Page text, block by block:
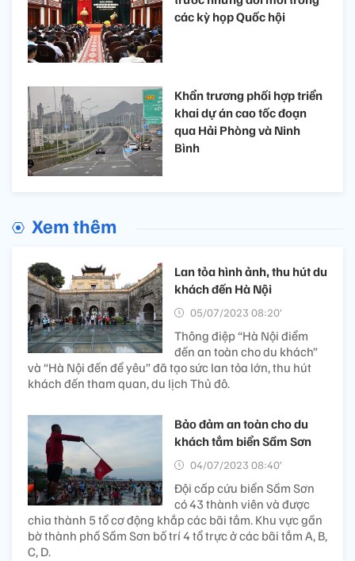
các kỳ họp Quốc hội
Khẩn trương phối hợp triển
khai dự án cao tốc đoạn
qua Hải Phòng và Ninh
Bình
Xem thêm
Lan tỏa hình ảnh, thu hút du
khách đến Hà Nội
05/07/2023 08:20’
Thông điệp “Hà Nội điểm
đến an toàn cho du khách”
và “Hà Nội đến để yêu” đã tạo sức lan tỏa lớn, thu hút
khách đến tham quan, du lịch Thủ đô.
Bảo đảm an toàn cho du
khách tắm biển Sầm Sơn
04/07/2023 08:40’
Đội cấp cứu biển Sầm Sơn
có 43 thành viên và được
chia thành 5 tổ cơ động khắp các bãi tắm. Khu vực gần
bờ thành phố Sầm Sơn bố trí 4 tổ trực ở các bãi tắm A, B,
C, D.